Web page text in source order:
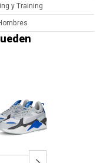
y Training